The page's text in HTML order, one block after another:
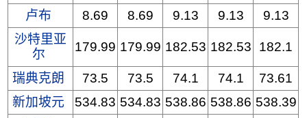
卢布 8.69 8.69 9.13 9.13
9.13
沙特里亚
尔
179.99 179.99 182.53 182.53 182.1
瑞典克朗 73.5 73.5 74.1 74.1
73.61
新加坡元
534.83 534.83 538.86 538.86 538.39